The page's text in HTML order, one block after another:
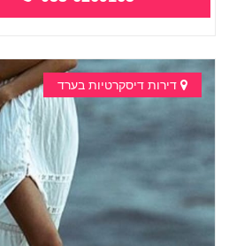
דירות דיסקרטיות בערד